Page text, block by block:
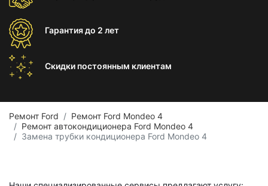
Гарантиядо 2 лет
Скидки постоянным клиентам
Ремонт Ford
Ремонт Ford Mondeo 4
Ремонт автокондиционера Ford Mondeo 4
Замена трубки кондиционера Ford Mondeo 4